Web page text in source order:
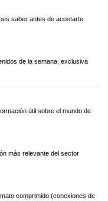
saber antes de acostarte
de la semana, exclusiva
útil sobre el mundo de
más relevante del sector
comprimido (conexiones de